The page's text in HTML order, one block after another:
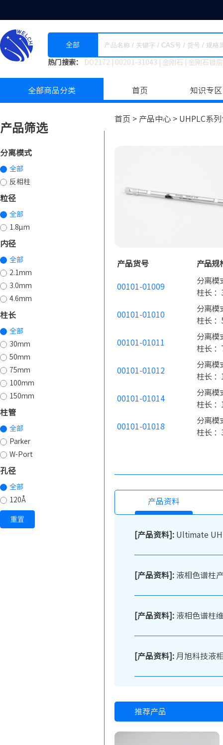
全部
热门搜索： DO2172 00201-31043 金刚石 金刚石镀
全部商品分类 首页 知识专区
首页 > 产品中心 > UHPLC系
产品筛选
分离模式
全部
反相柱
粒径
全部
1.8µm
内径
全部
2.1mm
3.0mm
4.6mm
柱长
全部
30mm
50mm
75mm
100mm
150mm
柱管
全部
Parker
W-Port
孔径
全部
120Å
重置
产品货号 产品规
00101-01009
分离模
柱长 ：
00101-01010
分离模
柱长 ：
00101-01011
分离模
柱长 ：
00101-01012
分离模
柱长 ：
00101-01014
分离模
柱长 ：
00101-01018
分离模
柱长 ：
产品资料
[产品资料]: Ultimate
[产品资料]: 液相色谱柱
[产品资料]: 液相色谱柱
[产品资料]: 月旭科技液
推荐产品